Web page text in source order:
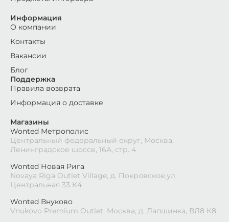
Магазины
Wonted Метрополис
Центральный федеральный округ, Москва,
Ленинградское шоссе, 16А, стр. 4
Wonted Новая Рига
Novaya Riga Outlet Village, д. Покровское,ул.
Центральная 33 К4
Wonted Внуково
Vnukovo Premium Outlet, Москва, д. Лапшинка, ВЛ8 К8
Информация
О компании
Контакты
Вакансии
Блог
Поддержка
Правила возврата
Информация о доставке